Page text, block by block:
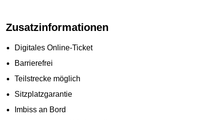
Zusatzinformationen
Digitales Online-Ticket
Barrierefrei
Teilstrecke möglich
Sitzplatzgarantie
Imbiss an Bord